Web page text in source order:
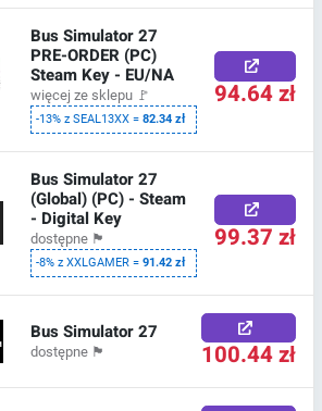
Bus Simulator 27
PRE-ORDER (PC)
Steam Key - EU/NA
więcej ze sklepu 🚩
-13% z SEAL13XX =82.34 zł
94.64 zł
Bus Simulator 27
(Global) (PC) - Steam
- Digital Key
dostępne 🏴
-8% z XXLGAMER =91.42 zł
99.37 zł
Bus Simulator 27
dostępne 🏴 100.44 zł